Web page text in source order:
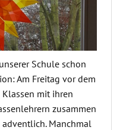
Schule schon
Am Freitag vor dem
mit ihren
zusammen
Manchmal